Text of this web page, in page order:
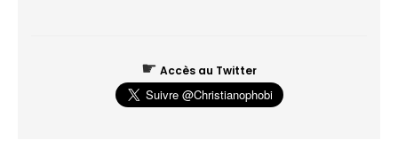
☛ Accès au Twitter